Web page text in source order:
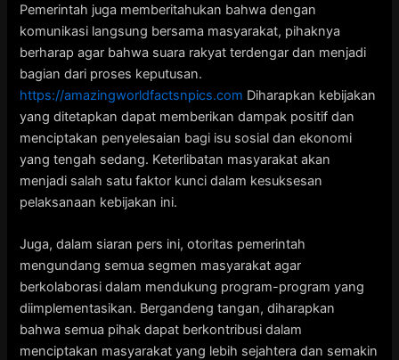
Pemerintah juga memberitahukan bahwa dengan
komunikasi langsung bersama masyarakat, pihaknya
berharap agar bahwa suara rakyat terdengar dan menjadi
bagian dari proses keputusan.
https://amazingworldfactsnpics.com Diharapkan kebijakan
yang ditetapkan dapat memberikan dampak positif dan
menciptakan penyelesaian bagi isu sosial dan ekonomi
yang tengah sedang. Keterlibatan masyarakat akan
menjadi salah satu faktor kunci dalam kesuksesan
pelaksanaan kebijakan ini.
Juga, dalam siaran pers ini, otoritas pemerintah
mengundang semua segmen masyarakat agar
berkolaborasi dalam mendukung program-program yang
diimplementasikan. Bergandeng tangan, diharapkan
bahwa semua pihak dapat berkontribusi dalam
menciptakan masyarakat yang lebih sejahtera dan semakin